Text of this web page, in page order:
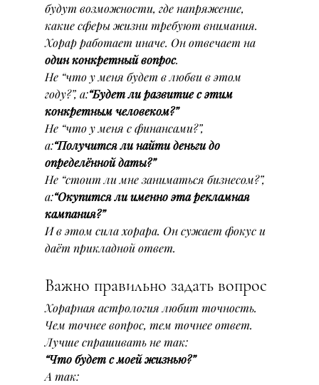
будут возможности, где напряжение,
какие сферы жизни требуют внимания.
Хорар работает иначе. Он отвечает на
один конкретный вопрос.
Не “что у меня будет в любви в этом
году?”, а:“Будет ли развитие с этим
конкретным человеком?”
Не “что у меня с финансами?”,
а:“Получится ли найти деньги до
определённой даты?”
Не “стоит ли мне заниматься бизнесом?”,
а:“Окупится ли именно эта рекламная
кампания?”
И в этом сила хорара. Он сужает фокус и
даёт прикладной ответ.
Важно правильно задать вопрос
Хорарная астрология любит точность.
Чем точнее вопрос, тем точнее ответ.
Лучше спрашивать не так:
“Что будет с моей жизнью?”
А так: